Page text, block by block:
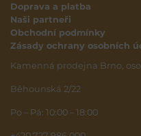
Doprava a platba
Naši partneři
Obchodní podmínky
Zásady ochrany osobních
Kamenná prodejna Brno,
Běhounská 2/22
Po – Pá: 10:00 – 18:00